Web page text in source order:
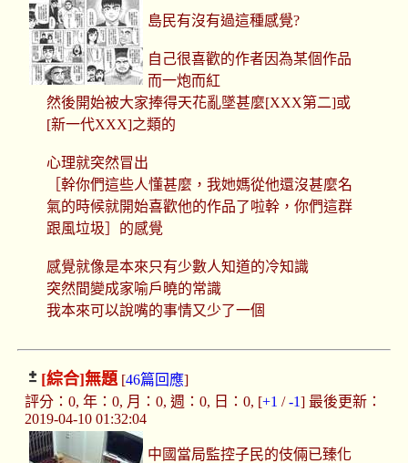
島民有沒有過這種感覺?
自己很喜歡的作者因為某個作品
而一炮而紅
然後開始被大家捧得天花亂墜甚麼[XXX第二]或
[新一代XXX]之類的
心理就突然冒出
［幹你們這些人懂甚麼，我她媽從他還沒甚麼名
氣的時候就開始喜歡他的作品了啦幹，你們這群
跟風垃圾］的感覺
感覺就像是本來只有少數人知道的冷知識
突然間變成家喻戶曉的常識
我本來可以說嘴的事情又少了一個
[綜合]無題[46篇回應]
評分：0, 年：0, 月：0, 週：0, 日：0, [+1 /-1] 最後更新：
2019-04-10 01:32:04
中國當局監控子民的伎倆已臻化